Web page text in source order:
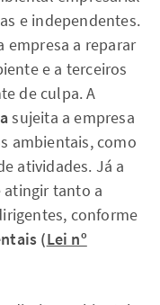
e independentes.
empresa a reparar
e a terceiros
de culpa. A
sujeita a empresa
ambientais, como
atividades. Já a
atingir tanto a
conforme
(Lei nº